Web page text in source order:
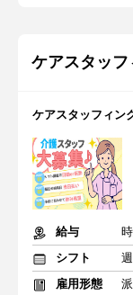
ケアスタッ
ケアスタッフィン
給与
シフト
雇用形態